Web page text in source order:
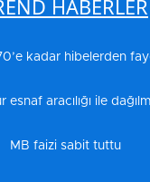
HABERLER
kadar hibelerden
esnaf aracılığı ile
MB faizi sabit tuttu